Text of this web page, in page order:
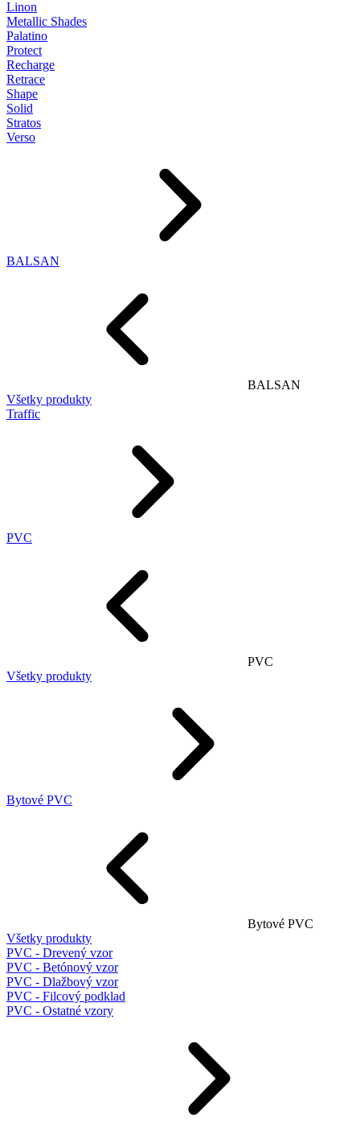
Linon
Metallic Shades
Palatino
Protect
Recharge
Retrace
Shape
Solid
Stratos
Verso
BALSAN
BALSAN
Všetky produkty
Traffic
PVC
PVC
Všetky produkty
Bytové PVC
Bytové PVC
Všetky produkty
PVC - Drevený vzor
PVC - Betónový vzor
PVC - Dlažbový vzor
PVC - Filcový podklad
PVC - Ostatné vzory